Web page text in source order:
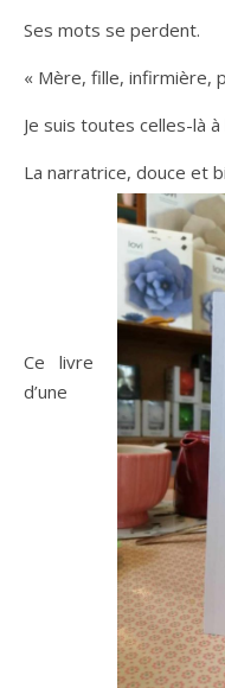
Ses mots se perdent.
« Mère, fille, infirmière,
Je suis toutes celles-là à
La narratrice, douce et
Ce livre
d’une